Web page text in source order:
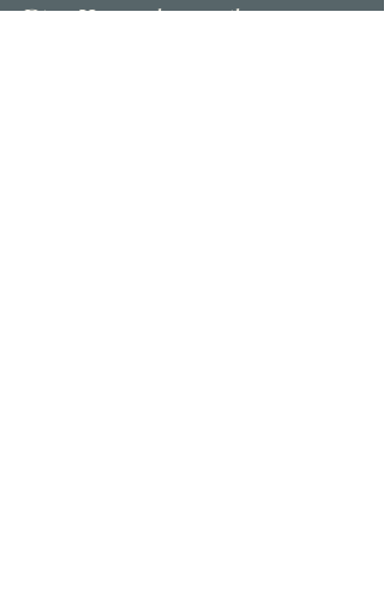
Diese Veranstaltung teilen